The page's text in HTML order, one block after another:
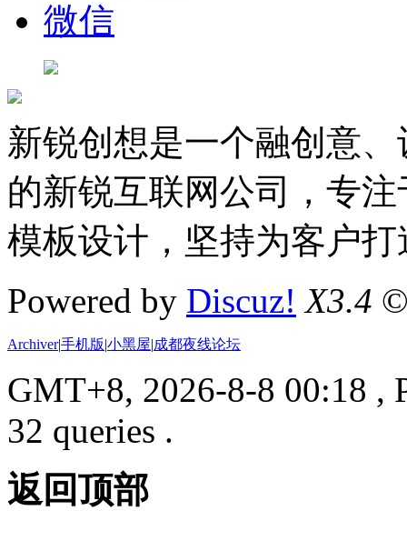
微信
新锐创想是一个融创意
的新锐互联网公司，专
模板设计，坚持为客户
Powered by Discuz! X3.4
Archiver|手机版|小黑屋|成都夜线论坛
GMT+8, 2026-8-8 00:18 ,
32 queries .
返回顶部